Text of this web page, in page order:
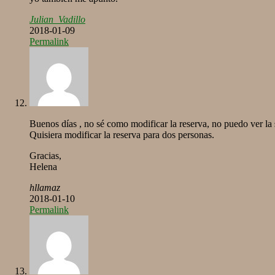
Julian_Vadillo
2018-01-09
Permalink
Buenos días , no sé como modificar la reserva, no puedo ver la
Quisiera modificar la reserva para dos personas.
Gracias,
Helena
hllamaz
2018-01-10
Permalink